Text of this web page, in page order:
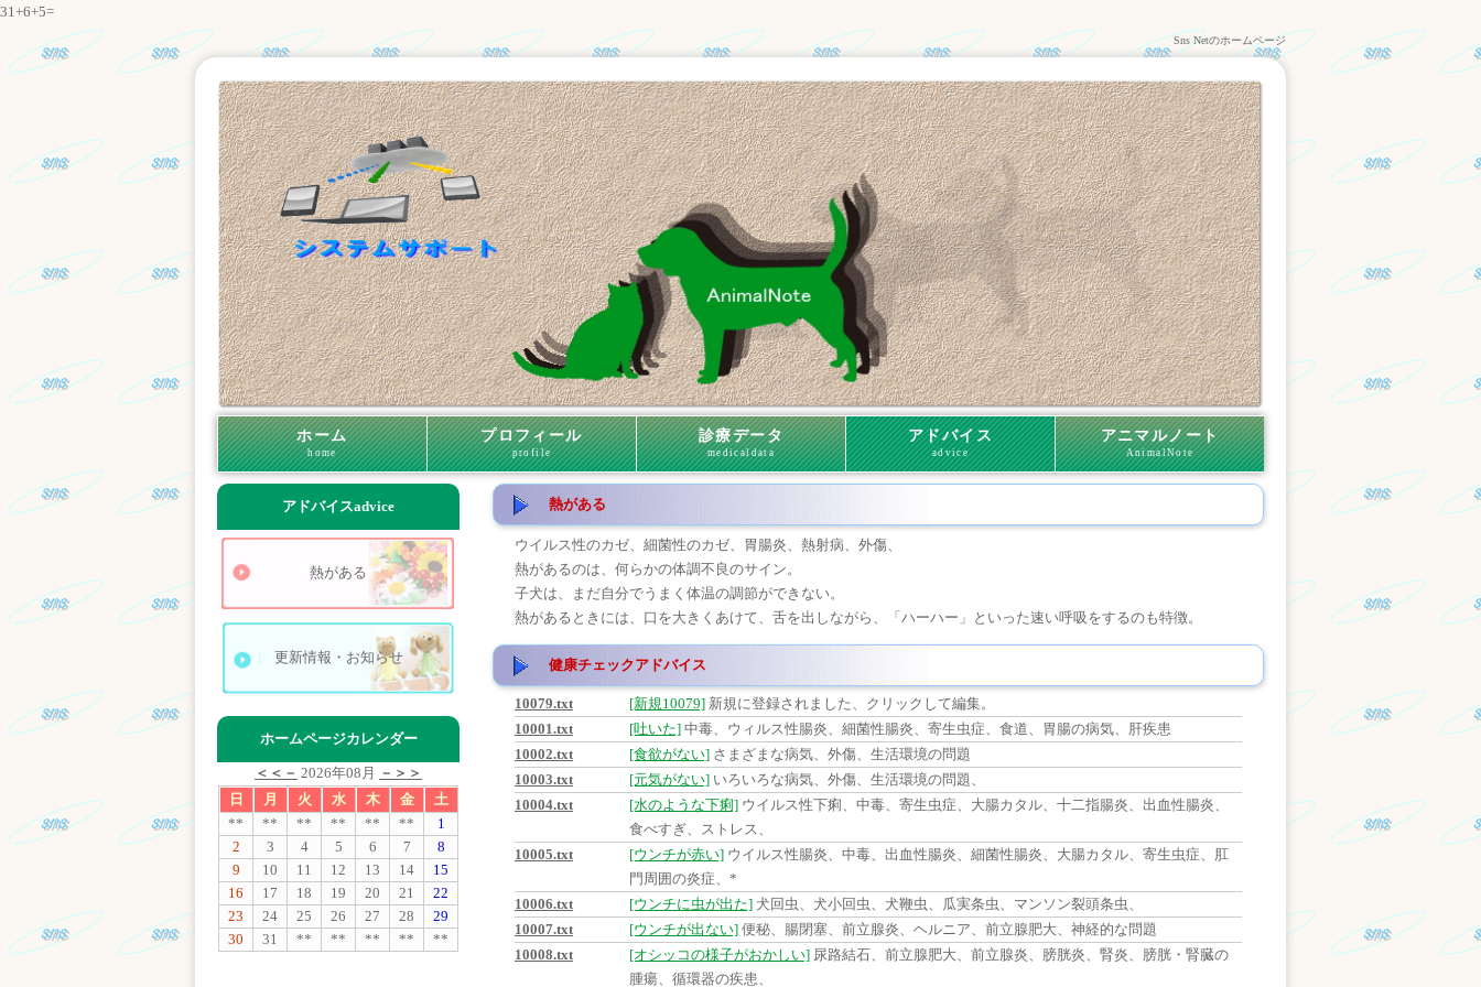
31+6+5=
Sns Netのホームページ
ホーム
home
プロフィール
profile
診療データ
medicaldata
アドバイス
advice
アニマルノート
AnimalNote
熱がある
ウイルス性のカゼ、細菌性のカゼ、胃腸炎、熱射病、外傷、
熱があるのは、何らかの体調不良のサイン。
子犬は、まだ自分でうまく体温の調節ができない。
熱があるときには、口を大きくあけて、舌を出しながら、「ハーハー」といった速い呼吸をするのも特徴。
健康チェックアドバイス
10079.txt [新規10079] 新規に登録されました、クリックして編集。
10001.txt
[吐いた] 中毒、ウィルス性腸炎、細菌性腸炎、寄生虫症、食道、胃腸の病気、肝疾患
10002.txt
[食欲がない] さまざまな病気、外傷、生活環境の問題
10003.txt
[元気がない] いろいろな病気、外傷、生活環境の問題、
10004.txt
[水のような下痢] ウイルス性下痢、中毒、寄生虫症、大腸カタル、十二指腸炎、出血性腸炎、
食べすぎ、ストレス、
10005.txt
[ウンチが赤い] ウイルス性腸炎、中毒、出血性腸炎、細菌性腸炎、大腸カタル、寄生虫症、肛
門周囲の炎症、*
10006.txt
[ウンチに虫が出た] 犬回虫、犬小回虫、犬鞭虫、瓜実条虫、マンソン裂頭条虫、
10007.txt
[ウンチが出ない] 便秘、腸閉塞、前立腺炎、ヘルニア、前立腺肥大、神経的な問題
10008.txt
[オシッコの様子がおかしい] 尿路結石、前立腺肥大、前立腺炎、膀胱炎、腎炎、膀胱・腎臓の
腫瘍、循環器の疾患、
アドバイスadvice
熱がある
更新情報・お知らせ
ホームページカレンダー
＜＜－ 2026年08月
－＞＞
日
月 火 水 木 金
土
**
** ** ** ** **
1
2
3 4 5 6 7
8
9
10 11 12 13 14
15
16
17 18 19 20 21
22
23
24 25 26 27 28
29
30
31 ** ** ** ** **